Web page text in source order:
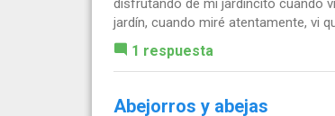
disfrutando de mi jardincito cuando
jardín, cuando miré atentamente, vi
1 respuesta
Abejorros y abejas